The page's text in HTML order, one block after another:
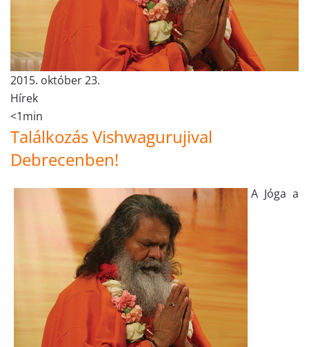
2015. október 23.
Hírek
<1min
Találkozás Vishwagurujival
Debrecenben!
A Jóga a